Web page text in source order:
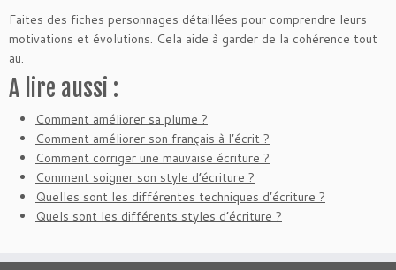
Faites des fiches personnages détaillées pour comprendre leurs
motivations et évolutions. Cela aide à garder de la cohérence tout
au.
A lire aussi :
Comment améliorer sa plume ?
Comment améliorer son français à l’écrit ?
Comment corriger une mauvaise écriture ?
Comment soigner son style d’écriture ?
Quelles sont les différentes techniques d’écriture ?
Quels sont les différents styles d’écriture ?